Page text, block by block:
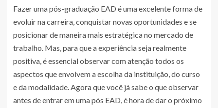
Fazer uma pós-graduação EAD é uma excelente forma de
evoluir na carreira, conquistar novas oportunidades e se
posicionar de maneira mais estratégica no mercado de
trabalho. Mas, para que a experiência seja realmente
positiva, é essencial observar com atenção todos os
aspectos que envolvem a escolha da instituição, do curso
e da modalidade. Agora que você já sabe o que observar
antes de entrar em uma pós EAD, é hora de dar o próximo